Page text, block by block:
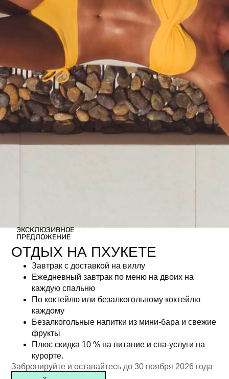
ЭКСКЛЮЗИВНОЕ
ПРЕДЛОЖЕНИЕ
ОТДЫХ НА ПХУКЕТЕ
Завтрак с доставкой на виллу
Ежедневный завтрак по меню на двоих на
каждую спальню
По коктейлю или безалкогольному коктейлю
каждому
Безалкогольные напитки из мини-бара и свежие
фрукты
Плюс скидка 10 % на питание и спа-услуги на
курорте.
Забронируйте и оставайтесь до 30 ноября 2026 года